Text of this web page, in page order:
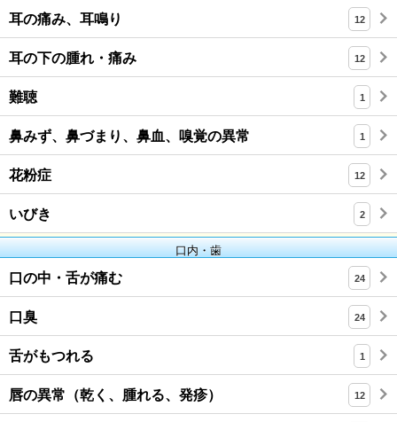
耳の痛み、耳鳴り 12
耳の下の腫れ・痛み 12
難聴 1
鼻みず、鼻づまり、鼻血、嗅覚の異常 1
花粉症 12
いびき 2
口内・歯
口の中・舌が痛む 24
口臭 24
舌がもつれる 1
唇の異常（乾く、腫れる、発疹） 12